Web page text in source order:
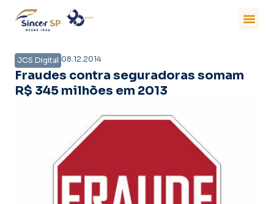
JCS Digital 08.12.2014
Fraudes contra seguradoras somam
R$ 345 milhões em 2013